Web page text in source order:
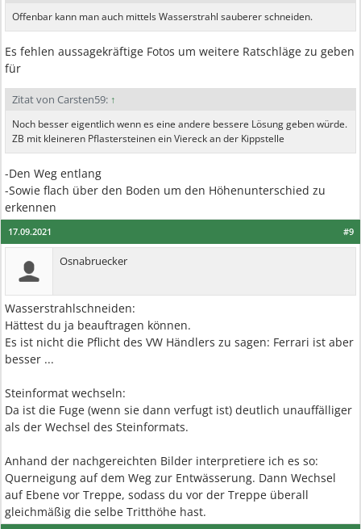
Offenbar kann man auch mittels Wasserstrahl sauberer schneiden.
Es fehlen aussagekräftige Fotos um weitere Ratschläge zu geben
für
Zitat von Carsten59: ↑
Noch besser eigentlich wenn es eine andere bessere Lösung geben würde.
ZB mit kleineren Pflastersteinen ein Viereck an der Kippstelle
-Den Weg entlang
-Sowie flach über den Boden um den Höhenunterschied zu
erkennen
#9
17.09.2021
Osnabruecker
Wasserstrahlschneiden:
Hättest du ja beauftragen können.
Es ist nicht die Pflicht des VW Händlers zu sagen: Ferrari ist aber
besser ...
Steinformat wechseln:
Da ist die Fuge (wenn sie dann verfugt ist) deutlich unauffälliger
als der Wechsel des Steinformats.
Anhand der nachgereichten Bilder interpretiere ich es so:
Querneigung auf dem Weg zur Entwässerung. Dann Wechsel
auf Ebene vor Treppe, sodass du vor der Treppe überall
gleichmäßig die selbe Tritthöhe hast.